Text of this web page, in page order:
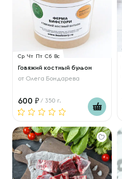
Ср Чт Пт Сб Вс
Говяжий костный бульон
от Олега Бондарева
600 / 350 г.